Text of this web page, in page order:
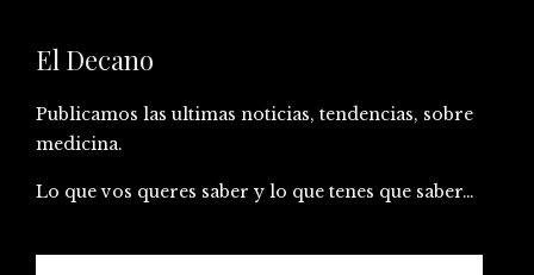
El Decano
Publicamos las ultimas noticias, tendencias, sobre
medicina.
Lo que vos queres saber y lo que tenes que saber…